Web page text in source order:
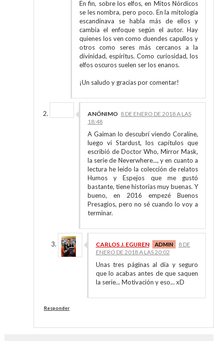
En fin, sobre los elfos, en Mitos Nórdicos
se les nombra, pero poco. En la mitología
escandinava se habla más de ellos y
cambia el enfoque según el autor. Hay
quienes los ven como duendes capullos y
otros como seres más cercanos a la
divinidad, espíritus. Como curiosidad, los
elfos oscuros suelen ser los enanos.
¡Un saludo y gracias por comentar!
ANÓNIMO 8 DE ENERO DE 2018 A LAS
18:48
A Gaiman lo descubrí viendo Coraline,
luego vi Stardust, los capítulos que
escribió de Doctor Who, Mirror Mask,
la serie de Neverwhere..., y en cuanto a
lectura he leído la colección de relatos
Humos y Espejos que me gustó
bastante, tiene historias muy buenas. Y
bueno, en 2016 empezé Buenos
Presagios, pero no sé cuando lo voy a
terminar.
CARLOS J. EGUREN
8 DE
ENERO DE 2018 A LAS 20:02
Unas tres páginas al día y seguro
que lo acabas antes de que saquen
la serie... Motivación y eso... xD
Responder